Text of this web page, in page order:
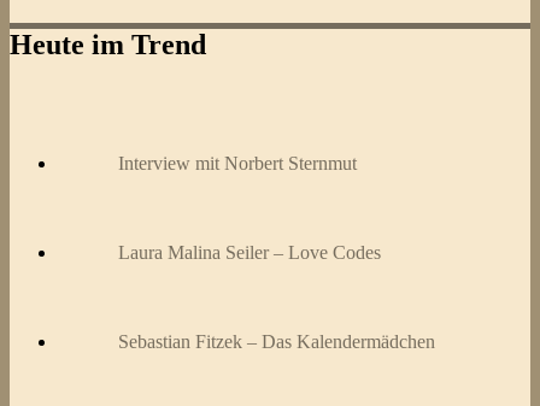
Heute im Trend
Interview mit Norbert Sternmut
Laura Malina Seiler – Love Codes
Sebastian Fitzek – Das Kalendermädchen